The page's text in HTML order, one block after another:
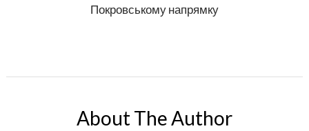
Покровському напрямку
About The Author